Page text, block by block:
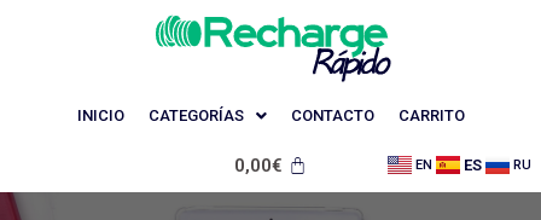
INICIO CATEGORÍAS CONTACTO CARRITO
0,00€ EN ES RU